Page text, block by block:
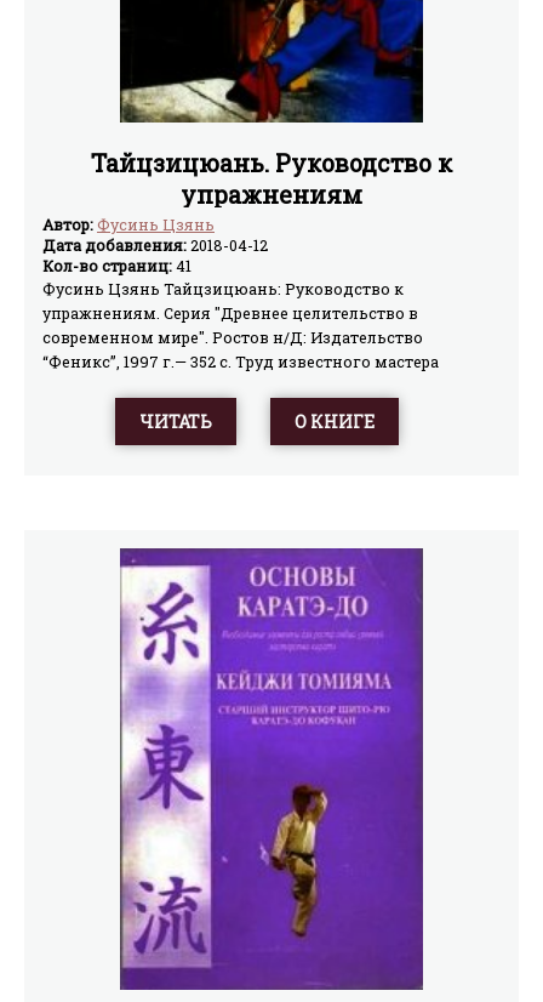
Тайцзицюань. Руководство к
упражнениям
Автор:Фусинь Цзянь
Дата добавления:2018-04-12
Кол-во страниц:41
Фусинь Цзянь Тайцзицюань: Руководство к
упражнениям. Серия "Древнее целительство в
современном мире". Ростов н/Д: Издательство
“Феникс”, 1997 г.— 352 с. Труд известного мастера
знакомит с популярной во всем мире методикой
овладевания и управления жизненной энергией,
ЧИТАТЬ О КНИГЕ